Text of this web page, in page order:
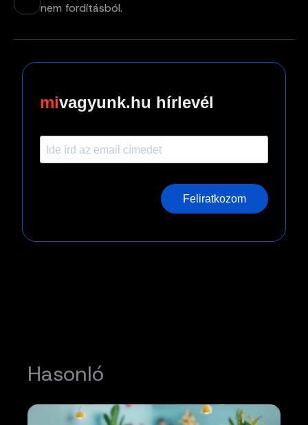
nem fordításból.
vagyunk.hu hírlevél
Feliratkozom
Hasonló